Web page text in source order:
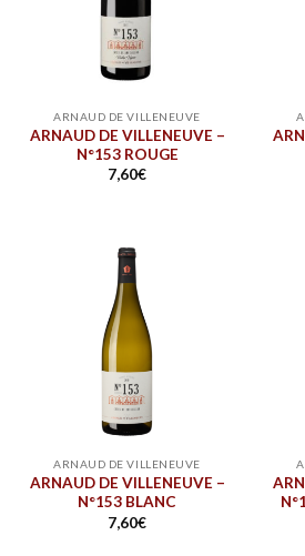
ARNAUD DE VILLENEUVE
ARNAUD DE VILLENEUVE –
N°153 ROUGE
7,60€
ARNAUD DE VILLENEUVE
ARNAUD DE VILLENEUVE –
N°153 BLANC
7,60€